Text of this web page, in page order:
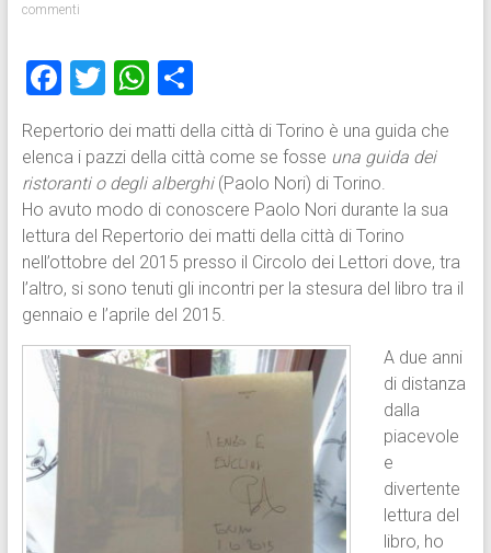
commenti
F
a
ce
b
o
ok
T
wi
tt
er
W
h
at
s
A
p
p
C
o
n
di
vi
di
Repertorio dei matti della città di Torino è una guida che
elenca i pazzi della città come se fosse una guida dei
ristoranti o degli alberghi (Paolo Nori) di Torino.
Ho avuto modo di conoscere Paolo Nori durante la sua
lettura del Repertorio dei matti della città di Torino
nell’ottobre del 2015 presso il Circolo dei Lettori dove, tra
l’altro, si sono tenuti gli incontri per la stesura del libro tra il
gennaio e l’aprile del 2015.
A due anni
di distanza
dalla
piacevole
e
divertente
lettura del
libro, ho